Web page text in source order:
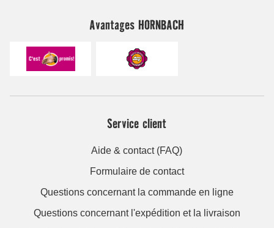
Avantages HORNBACH
Service client
Aide & contact (FAQ)
Formulaire de contact
Questions concernant la commande en ligne
Questions concernant l'expédition et la livraison